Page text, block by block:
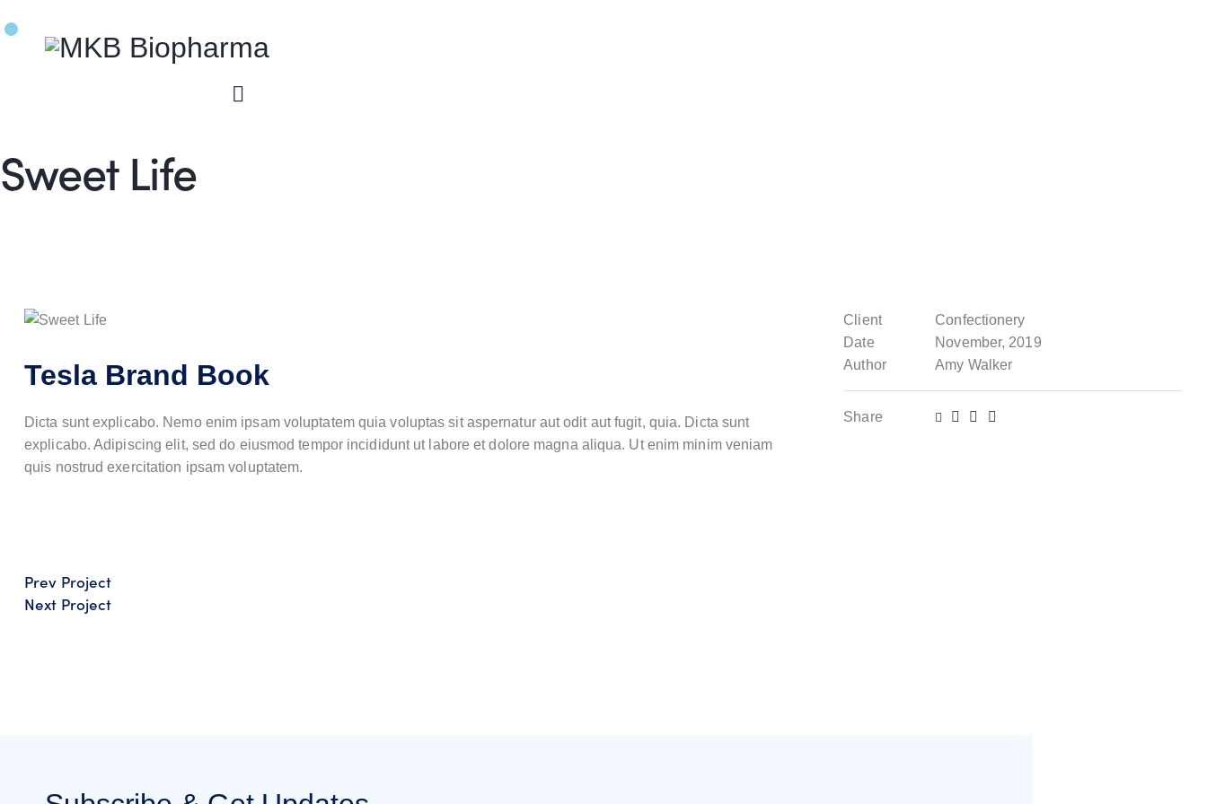
Sweet Life
Tesla Brand Book
Dicta sunt explicabo. Nemo enim ipsam voluptatem quia voluptas sit aspernatur aut odit aut fugit, quia. Dicta sunt
explicabo. Adipiscing elit, sed do eiusmod tempor incididunt ut labore et dolore magna aliqua. Ut enim minim veniam
quis nostrud exercitation ipsam voluptatem.
Client
Сonfectionery
Date
November, 2019
Author
Amy Walker
Share
Navigation
de
Prev Project
Next Project